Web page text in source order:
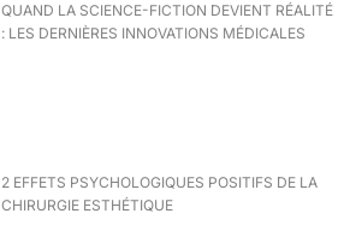
QUAND LA SCIENCE-FICTION DEVIENT RÉALITÉ
: LES DERNIÈRES INNOVATIONS MÉDICALES
2 EFFETS PSYCHOLOGIQUES POSITIFS DE LA
CHIRURGIE ESTHÉTIQUE